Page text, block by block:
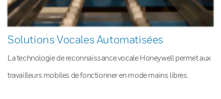
Solutions Vocales Automatisées
La technologie de reconnaissance vocale Honeywell permet aux
travailleurs mobiles de fonctionner en mode mains libres.